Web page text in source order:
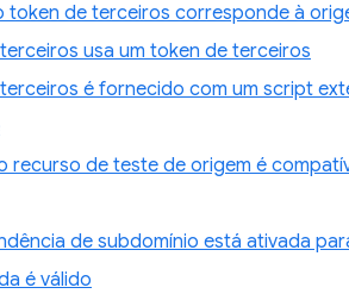
token de terceiros corresponde à
usa um token de terceiros
é fornecido com um script
recurso de teste de origem é
de subdomínio está ativada
é válido